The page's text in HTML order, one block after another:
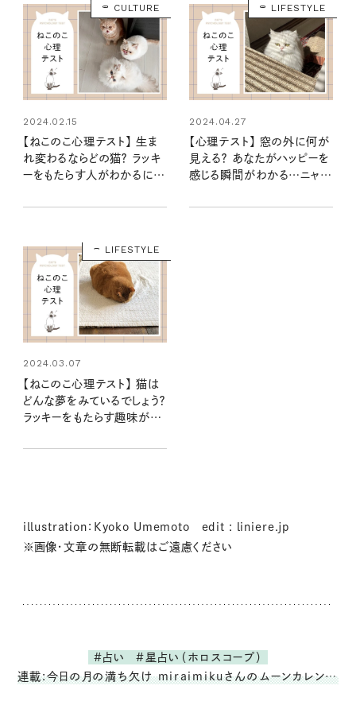
CULTURE
2024.02.15
【ねこのこ心理テスト】 生ま
れ変わるならどの猫？ ラッキ
ーをもたらす人がわかるにゃ
LIFESTYLE
2024.04.27
【心理テスト】 窓の外に何が
見える？ あなたがハッピーを
感じる瞬間がわかる…ニャ！：
LIFESTYLE
2024.03.07
【ねこのこ心理テスト】 猫は
どんな夢をみているでしょう？
ラッキーをもたらす趣味がわ
illustration：Kyoko Umemoto edit : liniere.jp
※画像・文章の無断転載はご遠慮ください
#占い
#星占い（ホロスコープ）
連載:今日の月の満ち欠け miraimikuさんのムーンカレンダー週報